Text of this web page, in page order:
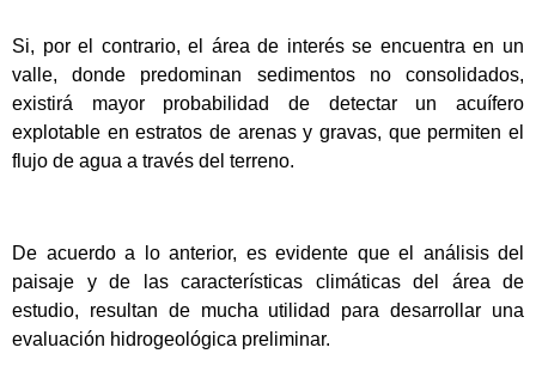
Si, por el contrario, el área de interés se encuentra en un
valle, donde predominan sedimentos no consolidados,
existirá mayor probabilidad de detectar un acuífero
explotable en estratos de arenas y gravas, que permiten el
flujo de agua a través del terreno.
De acuerdo a lo anterior, es evidente que el análisis del
paisaje y de las características climáticas del área de
estudio, resultan de mucha utilidad para desarrollar una
evaluación hidrogeológica preliminar.